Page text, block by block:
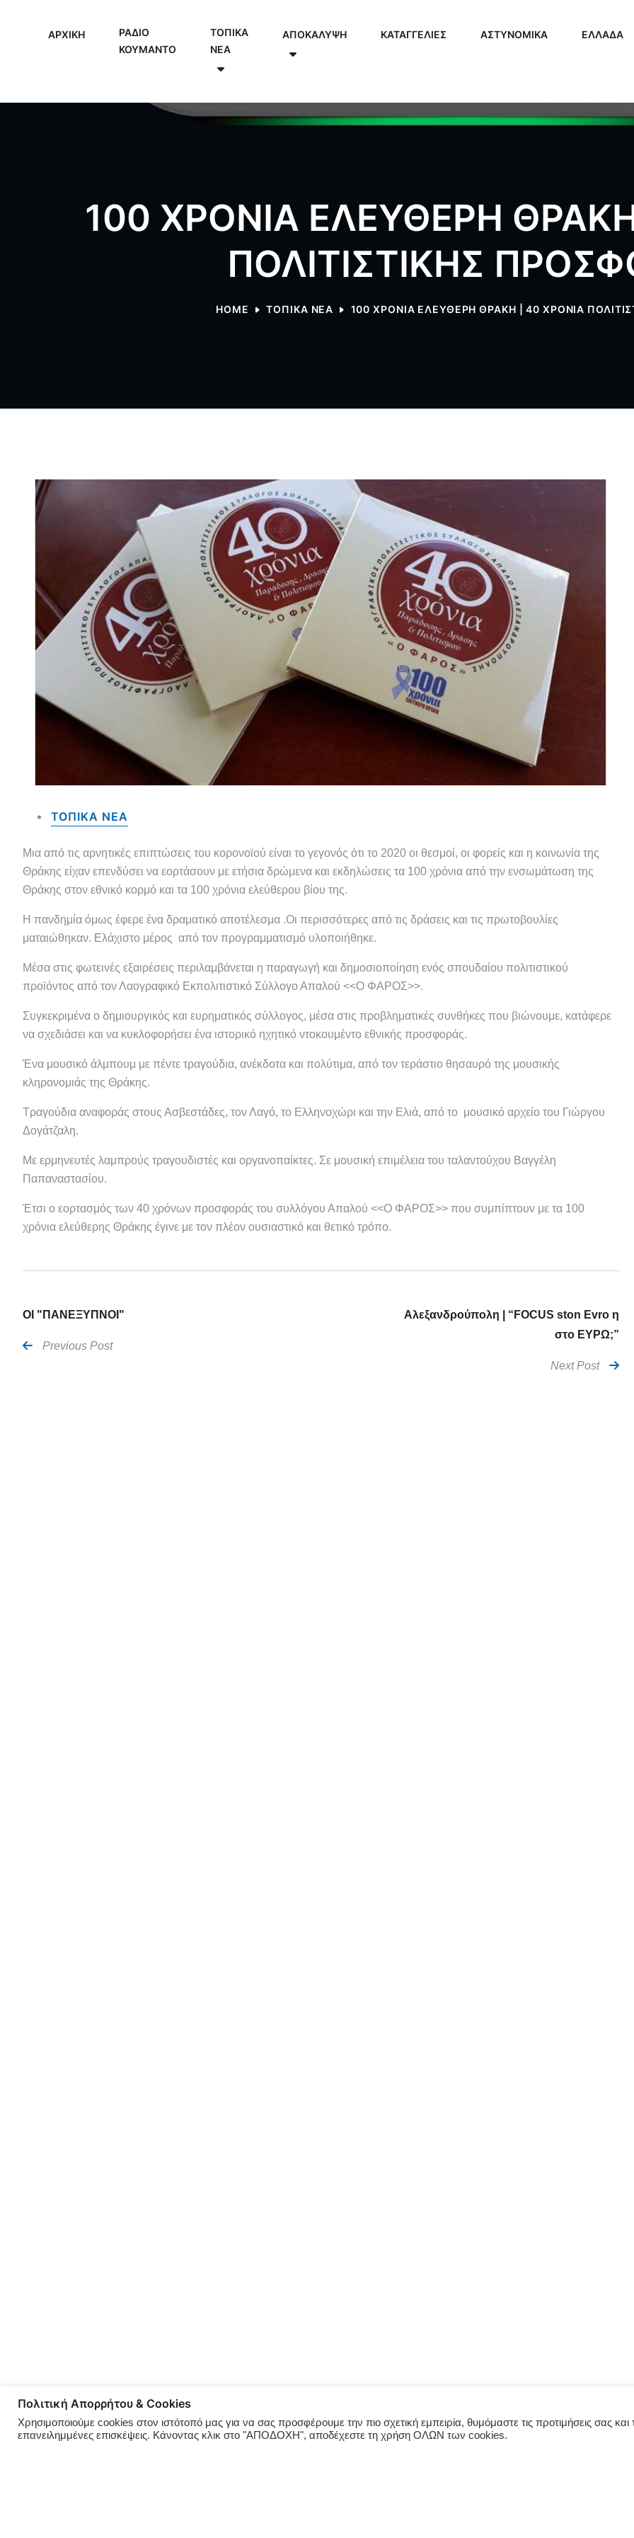
ΑΡΧΙΚΗ
ΡΑΔΙΟ
ΚΟΥΜΑΝΤΟ
ΤΟΠΙΚΑ
NEA
ΑΠΟΚΑΛΥΨΗ ΚΑΤΑΓΓΕΛΙΕΣ ΑΣΤΥΝΟΜΙΚΑ ΕΛΛΑΔΑ
100 ΧΡΟΝΙΑ ΕΛΕΥΘΕΡΗ
ΠΟΛΙΤΙΣΤΙΚΗΣ
HOME ΤΟΠΙΚΑ NEA 100 ΧΡΟΝΙΑ ΕΛΕΥΘΕΡΗ ΘΡΑΚΗ | 40 ΧΡΟΝΙΑ
ΤΟΠΙΚΑ NEA
Μια από τις αρνητικές επιπτώσεις του κορονοϊού είναι το γεγονός ότι το 2020 οι θεσμοί, οι φορείς και η κοινωνία της
Θράκης είχαν επενδύσει να εορτάσουν με ετήσια δρώμενα και εκδηλώσεις τα 100 χρόνια από την ενσωμάτωση της
Θράκης στον εθνικό κορμό και τα 100 χρόνια ελεύθερου βίου της.
Η πανδημία όμως έφερε ένα δραματικό αποτέλεσμα .Οι περισσότερες από τις δράσεις και τις πρωτοβουλίες
ματαιώθηκαν. Ελάχιστο μέρος από τον προγραμματισμό υλοποιήθηκε.
Μέσα στις φωτεινές εξαιρέσεις περιλαμβάνεται η παραγωγή και δημοσιοποίηση ενός σπουδαίου πολιτιστικού
προϊόντος από τον Λαογραφικό Εκπολιτιστικό Σύλλογο Απαλού <<Ο ΦΑΡΟΣ>>.
Συγκεκριμένα ο δημιουργικός και ευρηματικός σύλλογος, μέσα στις προβληματικές συνθήκες που βιώνουμε, κατάφερε
να σχεδιάσει και να κυκλοφορήσει ένα ιστορικό ηχητικό ντοκουμέντο εθνικής προσφοράς.
Ένα μουσικό άλμπουμ με πέντε τραγούδια, ανέκδοτα και πολύτιμα, από τον τεράστιο θησαυρό της μουσικής
κληρονομιάς της Θράκης.
Τραγούδια αναφοράς στους Ασβεστάδες, τον Λαγό, το Ελληνοχώρι και την Ελιά, από το μουσικό αρχείο του Γιώργου
Δογάτζαλη.
Με ερμηνευτές λαμπρούς τραγουδιστές και οργανοπαίκτες. Σε μουσική επιμέλεια του ταλαντούχου Βαγγέλη
Παπαναστασίου.
Έτσι ο εορτασμός των 40 χρόνων προσφοράς του συλλόγου Απαλού <<Ο ΦΑΡΟΣ>> που συμπίπτουν με τα 100
χρόνια ελεύθερης Θράκης έγινε με τον πλέον ουσιαστικό και θετικό τρόπο.
ΟΙ "ΠΑΝΕΞΥΠΝΟΙ"
Previous Post
Αλεξανδρούπολη | “FOCUS ston Evro η
στο ΕΥΡΩ;”
Next Post
Πολιτική Απορρήτου & Cookies
Χρησιμοποιούμε cookies στον ιστότοπό μας για να σας προσφέρουμε την πιο σχετική εμπειρία, θυμόμαστε τις προτιμήσεις σας και
επανειλημμένες επισκέψεις. Κάνοντας κλικ στο "ΑΠΟΔΟΧΗ", αποδέχεστε τη χρήση ΟΛΩΝ των cookies.